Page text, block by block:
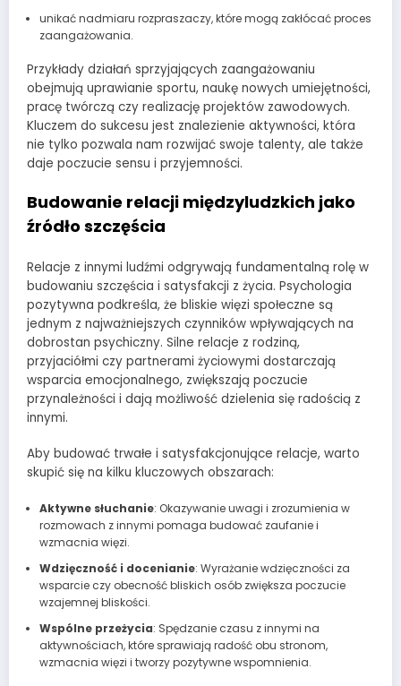
unikać nadmiaru rozpraszaczy, które mogą zakłócać proces
zaangażowania.
Przykłady działań sprzyjających zaangażowaniu
obejmują uprawianie sportu, naukę nowych umiejętności,
pracę twórczą czy realizację projektów zawodowych.
Kluczem do sukcesu jest znalezienie aktywności, która
nie tylko pozwala nam rozwijać swoje talenty, ale także
daje poczucie sensu i przyjemności.
Budowanie relacji międzyludzkich jako
źródło szczęścia
Relacje z innymi ludźmi odgrywają fundamentalną rolę w
budowaniu szczęścia i satysfakcji z życia. Psychologia
pozytywna podkreśla, że bliskie więzi społeczne są
jednym z najważniejszych czynników wpływających na
dobrostan psychiczny. Silne relacje z rodziną,
przyjaciółmi czy partnerami życiowymi dostarczają
wsparcia emocjonalnego, zwiększają poczucie
przynależności i dają możliwość dzielenia się radością z
innymi.
Aby budować trwałe i satysfakcjonujące relacje, warto
skupić się na kilku kluczowych obszarach:
Aktywne słuchanie: Okazywanie uwagi i zrozumienia w
rozmowach z innymi pomaga budować zaufanie i
wzmacnia więzi.
Wdzięczność i docenianie: Wyrażanie wdzięczności za
wsparcie czy obecność bliskich osób zwiększa poczucie
wzajemnej bliskości.
Wspólne przeżycia: Spędzanie czasu z innymi na
aktywnościach, które sprawiają radość obu stronom,
wzmacnia więzi i tworzy pozytywne wspomnienia.